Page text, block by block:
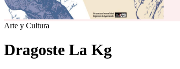
Arte y Cultura
Dragoste La Kg